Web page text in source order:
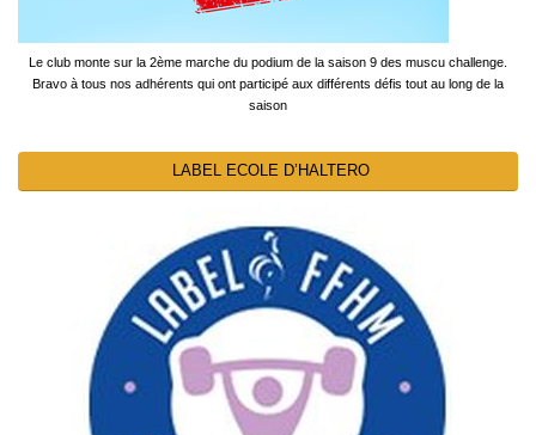
Le club monte sur la 2ème marche du podium de la saison 9 des muscu challenge.
Bravo à tous nos adhérents qui ont participé aux différents défis tout au long de la
saison
LABEL ECOLE D’HALTERO